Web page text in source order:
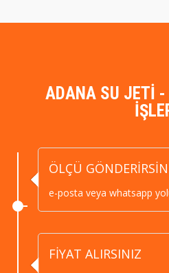
ADANA SU JETİ -
ÖLÇÜ
e-posta veya whatsapp yolu
FİYAT ALIRSINIZ